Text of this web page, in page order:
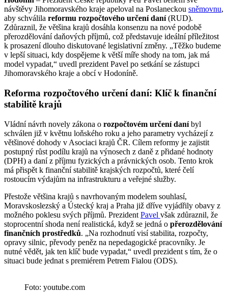
návštěvy Jihomoravského kraje apeloval na Poslaneckou sněmovnu,
aby schválila reformu rozpočtového určení daní(RUD).
Zdůraznil, že většina krajů dosáhla konsenzu na nové podobě
přerozdělování daňových příjmů, což představuje ideální příležitost
k prosazení dlouho diskutované legislativní změny. „Těžko budeme
v lepší situaci, kdy dospějeme k větší míře shody na tom, jak má
model vypadat,“ uvedl prezident Pavel po setkání se zástupci
Jihomoravského kraje a obcí v Hodoníně.
Reforma rozpočtového určení daní: Klíč k finanční
stabilitě krajů
Vládní návrh novely zákona o rozpočtovém určení daníbyl
schválen již v květnu loňského roku a jeho parametry vycházejí z
většinové dohody v Asociaci krajů ČR. Cílem reformy je zajistit
postupný růst podílu krajů na výnosech z daně z přidané hodnoty
(DPH) a daní z příjmu fyzických a právnických osob. Tento krok
má přispět k finanční stabilitě krajských rozpočtů, které čelí
rostoucím výdajům na infrastrukturu a veřejné služby.
Přestože většina krajů s navrhovaným modelem souhlasí,
Moravskoslezský a Ústecký kraj a Praha již dříve vyjádřily obavy z
možného poklesu svých příjmů. Prezident Pavel však zdůraznil, že
stoprocentní shoda není realistická, když se jedná o přerozdělování
finančních prostředků. „Na rozhodnutí visí stabilita, rozpočty,
opravy silnic, převody peněz na nepedagogické pracovníky. Je
nutné vědět, jak ten klíč bude vypadat,“ uvedl prezident s tím, že o
situaci bude jednat s premiérem Petrem Fialou (ODS).
Foto: youtube.com